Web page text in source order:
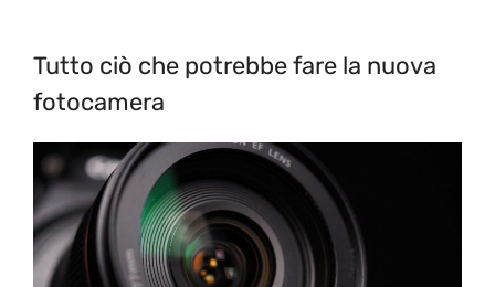
Tutto ciò che potrebbe fare la nuova
fotocamera